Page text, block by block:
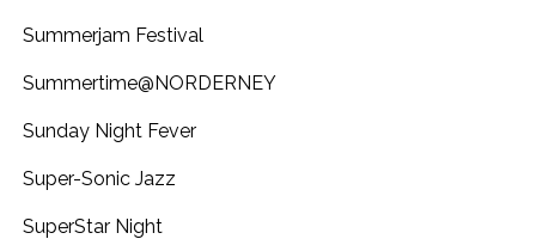
Summerjam Festival
Summertime@NORDERNEY
Sunday Night Fever
Super-Sonic Jazz
SuperStar Night